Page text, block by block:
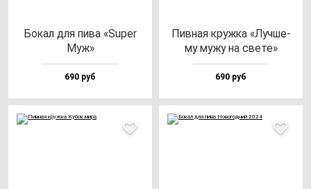
Бокал для пи­ва «Super
Муж»
690 руб
Пив­ная круж­ка «Луч­ше­
му му­жу на све­те»
690 руб